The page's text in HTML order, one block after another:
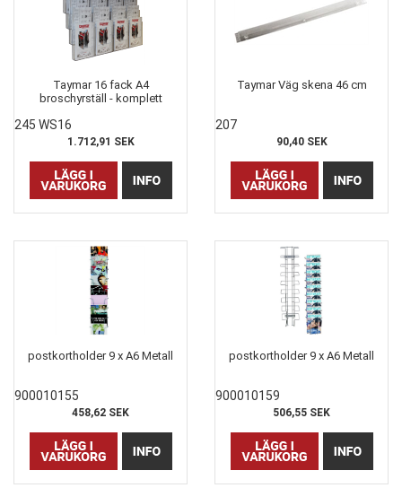
Taymar 16 fack A4
broschyrställ - komplett
245 WS16
1.712,91 SEK
Taymar Väg skena 46 cm
207
90,40 SEK
postkortholder 9 x A6 Metall
900010155
458,62 SEK
postkortholder 9 x A6 Metall
900010159
506,55 SEK